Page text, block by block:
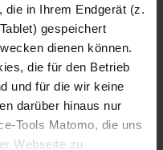
die in Ihrem Endgerät (z.
gespeichert
dienen können.
die für den Betrieb
und für die wir keine
darüber hinaus nur
Tools Matomo, die uns
Webseite zu
Lorenz